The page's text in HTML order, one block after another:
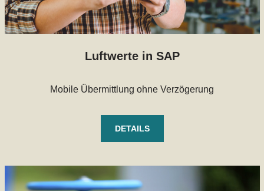
Luftwerte in SAP
Mobile Übermittlung ohne Verzögerung
DETAILS